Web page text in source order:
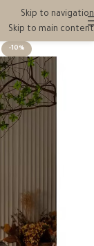
Skip to navigation
Skip to main content
-10%